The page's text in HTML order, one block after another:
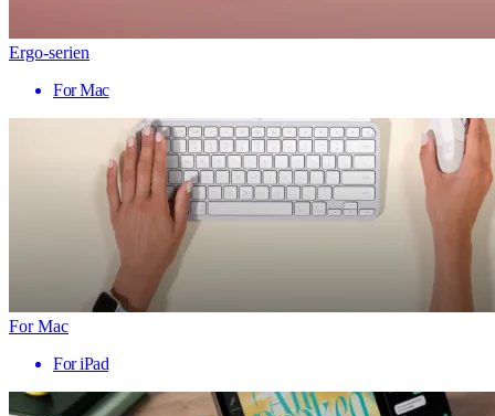
Ergo-serien
For Mac
For Mac
For iPad